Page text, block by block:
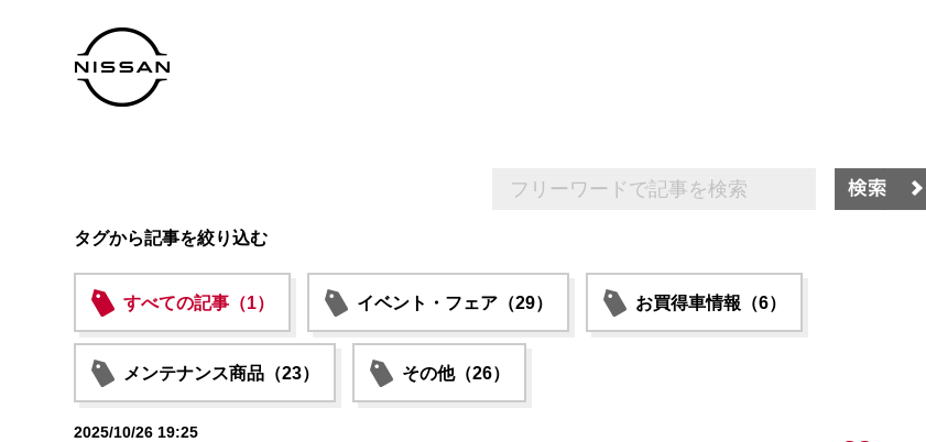
タグから記事を絞り込む
すべての記事（1） イベント・フェア（29） お買得車情報（6）
メンテナンス商品（23） その他（26）
2025/10/26 19:25